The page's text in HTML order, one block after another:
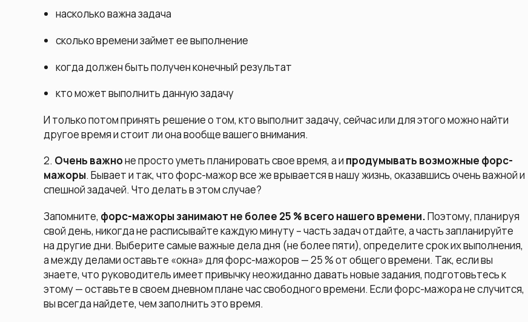
насколько важна задача
сколько времени займет ее выполнение
когда должен быть получен конечный результат
кто может выполнить данную задачу
И только потом принять решение о том, кто выполнит задачу, сейчас или для этого можно найти
другое время и стоит ли она вообще вашего внимания.
2. Очень важноне просто уметь планировать свое время, а и продумывать возможные форс-
мажоры. Бывает и так, что форс-мажор все же врывается в нашу жизнь, оказавшись очень важной и
спешной задачей. Что делать в этом случае?
Запомните, форс-мажоры занимают не более 25 % всего нашего времени.Поэтому, планируя
свой день, никогда не расписывайте каждую минуту – часть задач отдайте, а часть запланируйте
на другие дни. Выберите самые важные дела дня (не более пяти), определите срок их выполнения,
а между делами оставьте «окна» для форс-мажоров — 25 % от общего времени. Так, если вы
знаете, что руководитель имеет привычку неожиданно давать новые задания, подготовьтесь к
этому — оставьте в своем дневном плане час свободного времени. Если форс-мажора не случится,
вы всегда найдете, чем заполнить это время.